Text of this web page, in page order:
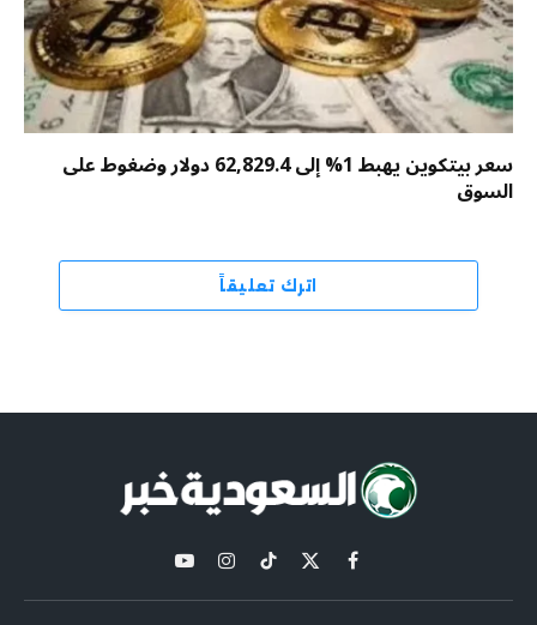
سعر بيتكوين يهبط 1% إلى 62,829.4 دولار وضغوط على
السوق
اترك تعليقاً
فيسبوك
X
(Twitter)
تيكتوكالانستغراميوتيوب